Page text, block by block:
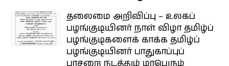
தலைமை அறிவிப்பு – உலகப்
பழங்குடியினர் நாள் விழா தமிழ்ப்
பழங்குடிகளைக் காக்க தமிழ்ப்
பழங்குடியினர் பாதுகாப்புப்
பாசறை நடத்தும் மாபெரும்